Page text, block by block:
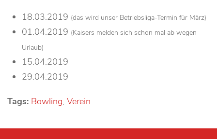
18.03.2019 (das wird unser Betriebsliga-Termin für März)
01.04.2019 (Kaisers melden sich schon mal ab wegen
Urlaub)
15.04.2019
29.04.2019
Tags: Bowling, Verein